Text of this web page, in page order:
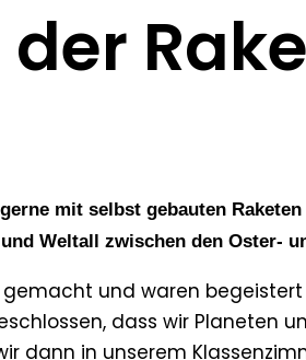
der
mit selbst gebauten
Weltall zwischen den Oster-
und waren
dass wir Planeten
dann in unserem